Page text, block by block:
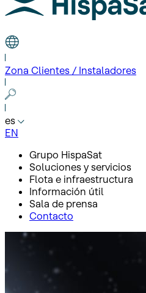
Zona Clientes / Instaladores
es
EN
Grupo HispaSat
Soluciones y servicios
Flota e infraestructura
Información útil
Sala de prensa
Contacto
Sala de prensa
Notas de